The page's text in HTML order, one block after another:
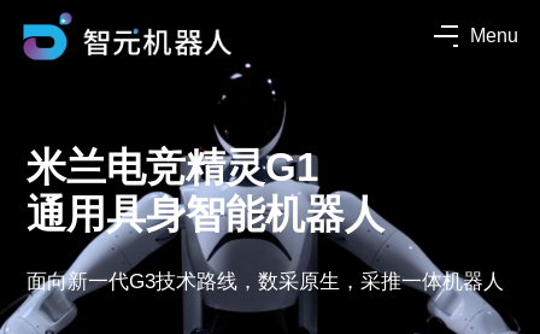
Menu
米兰电竞精灵G1
通用具身智能机器人
面向新一代G3技术路线，数采原生，采推一体机器人